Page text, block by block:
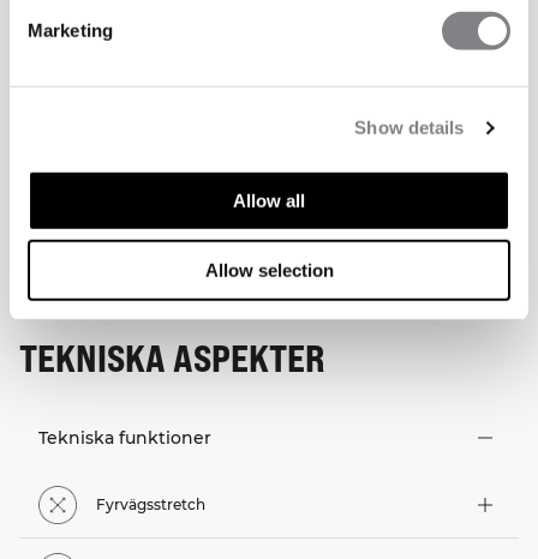
Marketing
Show details
Allow all
Allow selection
TEKNISKA ASPEKTER
Tekniska funktioner
Fyrvägsstretch